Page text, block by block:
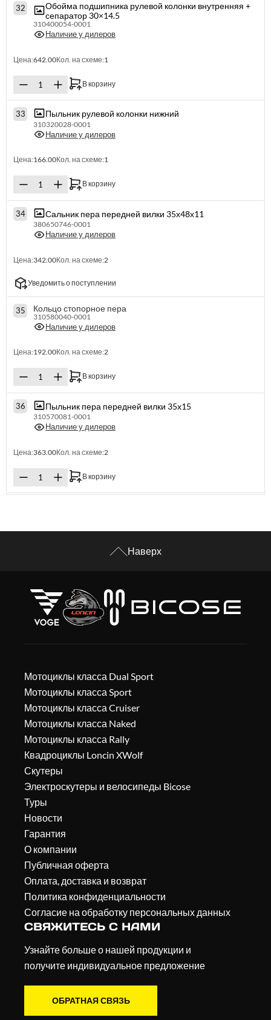
32
Обойма подшипника рулевой колонки внутренняя +
сепаратор 30×14.5
310400054-0001
Наличие у дилеров
Цена:642.00Кол. на схеме:1
В корзину
33 Пыльник рулевой колонки нижний
310320028-0001
Наличие у дилеров
Цена:166.00Кол. на схеме:1
В корзину
34 Сальник пера передней вилки 35х48х11
380650746-0001
Наличие у дилеров
Цена:342.00Кол. на схеме:2
Уведомить о поступлении
35 Кольцо стопорное пера
310580040-0001
Наличие у дилеров
Цена:192.00Кол. на схеме:2
В корзину
36 Пыльник пера передней вилки 35х15
310570081-0001
Наличие у дилеров
Цена:363.00Кол. на схеме:2
В корзину
Наверх
Мотоциклы класса Dual Sport
Мотоциклы класса Sport
Мотоциклы класса Cruiser
Мотоциклы класса Naked
Мотоциклы класса Rally
Квадроциклы Loncin XWolf
Скутеры
Электроскутеры и велосипеды Bicose
Туры
Новости
Гарантия
О компании
Публичная оферта
Оплата, доставка и возврат
Политика конфиденциальности
Согласие на обработку персональных данных
СВЯЖИТЕСЬ С НАМИ
Узнайте больше о нашей продукции и
получите индивидуальное предложение
ОБРАТНАЯ СВЯЗЬ